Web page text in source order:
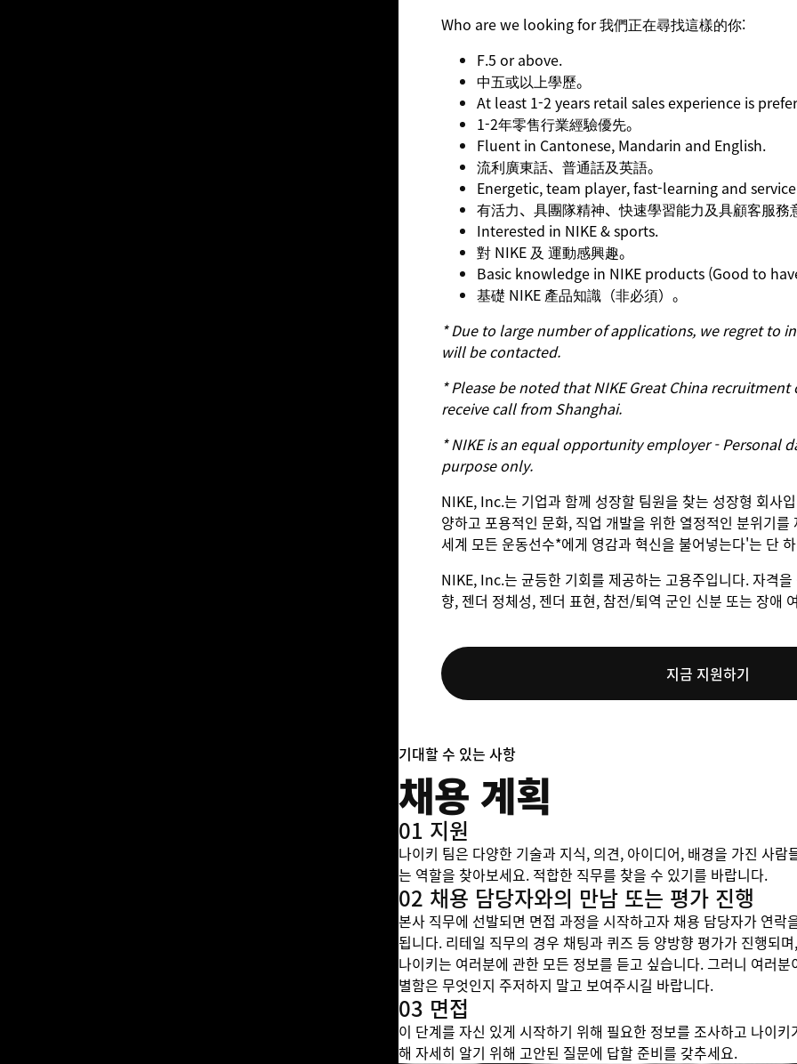
Who are we looking for 我們正在尋找這樣的你:
F.5 or above.
中五或以上學歷。
At least 1-2 years retail sales experience is
1-2年零售行業經驗優先。
Fluent in Cantonese, Mandarin and English.
流利廣東話、普通話及英語。
Energetic, team player, fast-learning and
有活力、具團隊精神、快速學習能力及具顧客服務
Interested in NIKE & sports.
對 NIKE 及 運動感興趣。
Basic knowledge in NIKE products (Good to
基礎 NIKE 產品知識（非必須）。
* Due to large number of applications, we regret to
will be contacted.
* Please be noted that NIKE Great China
receive call from Shanghai.
* NIKE is an equal opportunity employer -
purpose only.
NIKE, Inc.는 기업과 함께 성장할 팀원을 찾는 성장형 회사
양하고 포용적인 문화, 직업 개발을 위한 열정적인 분위기
세계 모든 운동선수*에게 영감과 혁신을 불어넣는다'는 단
NIKE, Inc.는 균등한 기회를 제공하는 고용주입니다. 자격
향, 젠더 정체성, 젠더 표현, 참전/퇴역 군인 신분 또는 장애
지금 지원하기
기대할 수 있는 사항
채용 계획
01 지원
나이키 팀은 다양한 기술과 지식, 의견, 아이디어, 배경을 가진 사
는 역할을 찾아보세요. 적합한 직무를 찾을 수 있기를 바랍니다.
02 채용 담당자와의 만남 또는 평가 진행
본사 직무에 선발되면 면접 과정을 시작하고자 채용 담당자가 연
됩니다. 리테일 직무의 경우 채팅과 퀴즈 등 양방향 평가가 진행되
나이키는 여러분에 관한 모든 정보를 듣고 싶습니다. 그러니 여러
별함은 무엇인지 주저하지 말고 보여주시길 바랍니다.
03 면접
이 단계를 자신 있게 시작하기 위해 필요한 정보를 조사하고 나이
해 자세히 알기 위해 고안된 질문에 답할 준비를 갖추세요.